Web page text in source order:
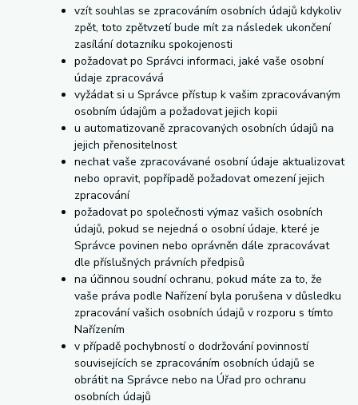
vzít souhlas se zpracováním osobních údajů kdykoliv
zpět, toto zpětvzetí bude mít za následek ukončení
zasílání dotazníku spokojenosti
požadovat po Správci informaci, jaké vaše osobní
údaje zpracovává
vyžádat si u Správce přístup k vašim zpracovávaným
osobním údajům a požadovat jejich kopii
u automatizovaně zpracovaných osobních údajů na
jejich přenositelnost
nechat vaše zpracovávané osobní údaje aktualizovat
nebo opravit, popřípadě požadovat omezení jejich
zpracování
požadovat po společnosti výmaz vašich osobních
údajů, pokud se nejedná o osobní údaje, které je
Správce povinen nebo oprávněn dále zpracovávat
dle příslušných právních předpisů
na účinnou soudní ochranu, pokud máte za to, že
vaše práva podle Nařízení byla porušena v důsledku
zpracování vašich osobních údajů v rozporu s tímto
Nařízením
v případě pochybností o dodržování povinností
souvisejících se zpracováním osobních údajů se
obrátit na Správce nebo na Úřad pro ochranu
osobních údajů